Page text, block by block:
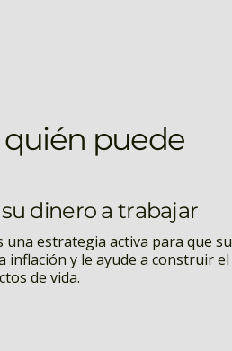
quién puede
dinero a trabajar
estrategia activa para que su
y le ayude a construir el
de vida.